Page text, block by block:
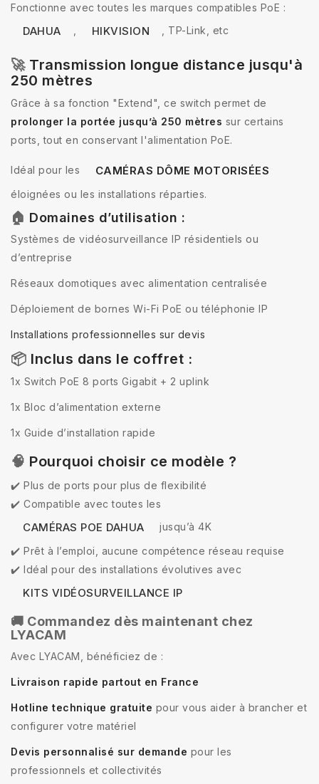
Fonctionne avec toutes les marques compatibles PoE :
DAHUA HIKVISION , TP-Link, etc
🚀 Transmission longue distance jusqu'à
250 mètres
Grâce à sa fonction "Extend", ce switch permet de
prolonger la portée jusqu’à 250 mètres sur certains
ports, tout en conservant l'alimentation PoE.
Idéal pour les CAMÉRAS DÔME MOTORISÉES
éloignées ou les installations réparties.
🏠 Domaines d’utilisation :
Systèmes de vidéosurveillance IP résidentiels ou
d’entreprise
Réseaux domotiques avec alimentation centralisée
Déploiement de bornes Wi-Fi PoE ou téléphonie IP
Installations professionnelles sur devis
📦 Inclus dans le coffret :
1x Switch PoE 8 ports Gigabit + 2 uplink
1x Bloc d’alimentation externe
1x Guide d’installation rapide
🧠 Pourquoi choisir ce modèle ?
✔️ Plus de ports pour plus de flexibilité
✔️ Compatible avec toutes les
CAMÉRAS POE DAHUA jusqu’à 4K
✔️ Prêt à l’emploi, aucune compétence réseau requise
✔️ Idéal pour des installations évolutives avec
KITS VIDÉOSURVEILLANCE IP
🚚 Commandez dès maintenant chez
LYACAM
Avec LYACAM, bénéficiez de :
Livraison rapide partout en France
Hotline technique gratuite pour vous aider à brancher et
configurer votre matériel
Devis personnalisé sur demande pour les
professionnels et collectivités